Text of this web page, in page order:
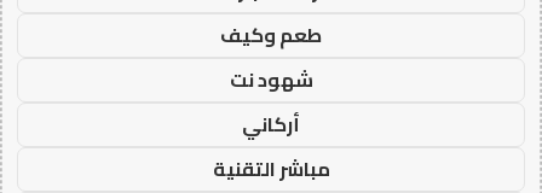
طعم وكيف
شهود نت
أركاني
مباشر التقنية